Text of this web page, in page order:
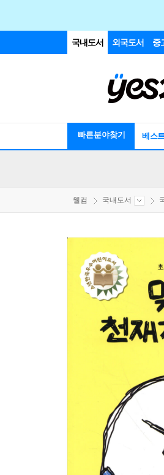
국내도서 외국도서 중
빠른분야찾기 베스
웰컴 국내도서